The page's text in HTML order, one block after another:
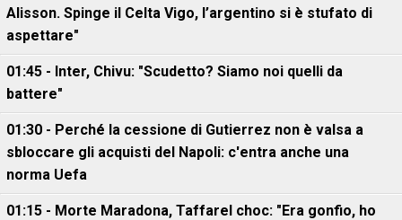
Alisson. Spinge il Celta Vigo, l’argentino si è stufato di
aspettare"
01:45 - Inter, Chivu: "Scudetto? Siamo noi quelli da
battere"
01:30 - Perché la cessione di Gutierrez non è valsa a
sbloccare gli acquisti del Napoli: c'entra anche una
norma Uefa
01:15 - Morte Maradona, Taffarel choc: "Era gonfio, ho